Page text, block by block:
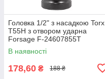
Головка 1/2" з насадкою Torx
T55H з отвором ударна
Forsage F-24607855T
В наявності
178,60 ₴ 188 ₴